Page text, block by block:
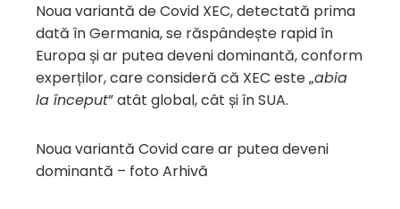
Noua variantă de Covid XEC, detectată prima
dată în Germania, se răspândește rapid în
Europa și ar putea deveni dominantă, conform
experților, care consideră că XEC este „abia
la început” atât global, cât și în SUA.
Noua variantă Covid care ar putea deveni
dominantă – foto Arhivă